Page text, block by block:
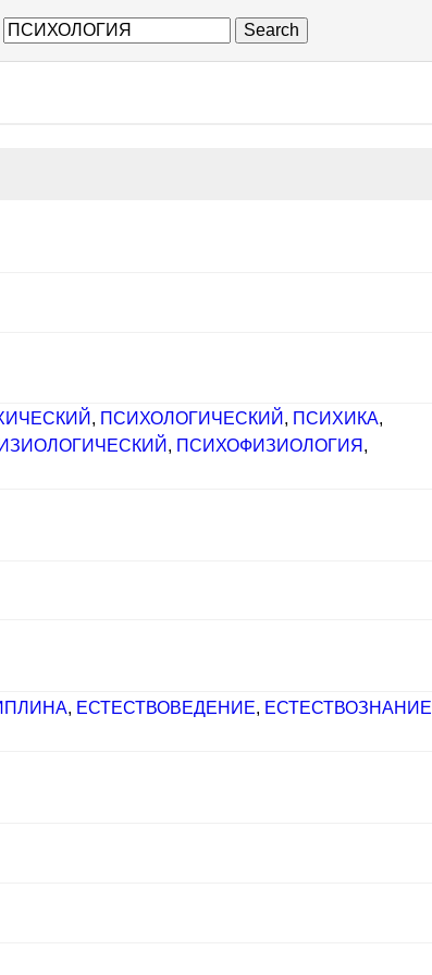
Search
, ПСИХОЛОГИЧЕСКИЙ , ПСИХИКА,
, ПСИХОФИЗИОЛОГИЯ ,
, ЕСТЕСТВОВЕДЕНИЕ, ЕСТЕСТВОЗНАНИЕ